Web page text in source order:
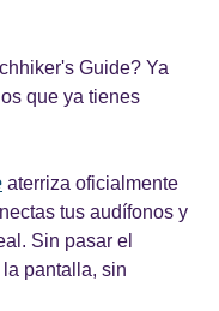
Guide? Ya
que ya tienes
aterriza oficialmente
tus audífonos y
Sin pasar el
pantalla, sin